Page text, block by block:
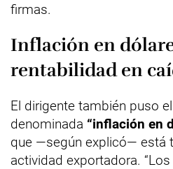
firmas.
Inflación en
rentabilidad en
El dirigente también puso
denominada “inflación en
que —según explicó— está
actividad exportadora.